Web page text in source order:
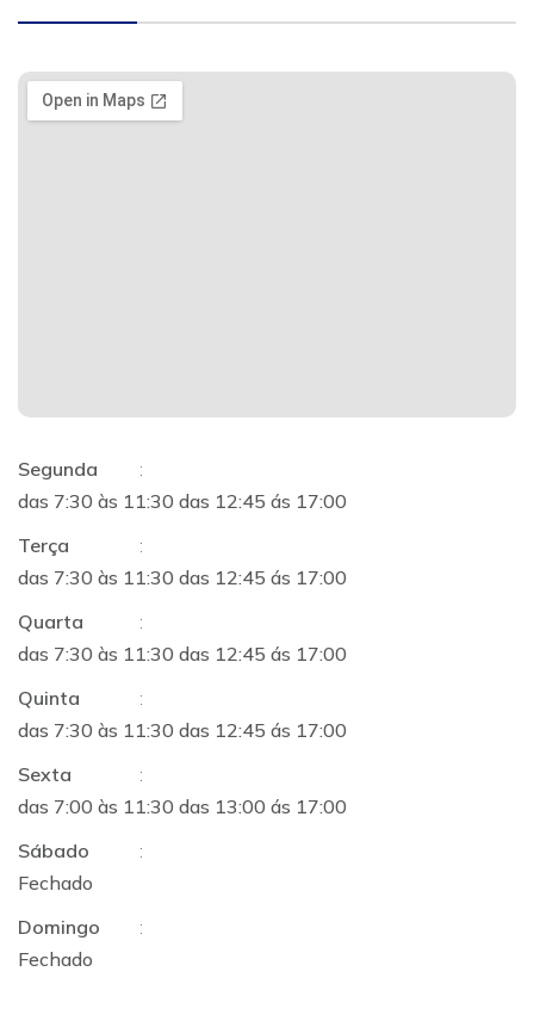
Segunda
:
das 7:30 às 11:30 das 12:45 ás 17:00
Terça
:
das 7:30 às 11:30 das 12:45 ás 17:00
Quarta
:
das 7:30 às 11:30 das 12:45 ás 17:00
Quinta
:
das 7:30 às 11:30 das 12:45 ás 17:00
Sexta
:
das 7:00 às 11:30 das 13:00 ás 17:00
Sábado
:
Fechado
Domingo
:
Fechado